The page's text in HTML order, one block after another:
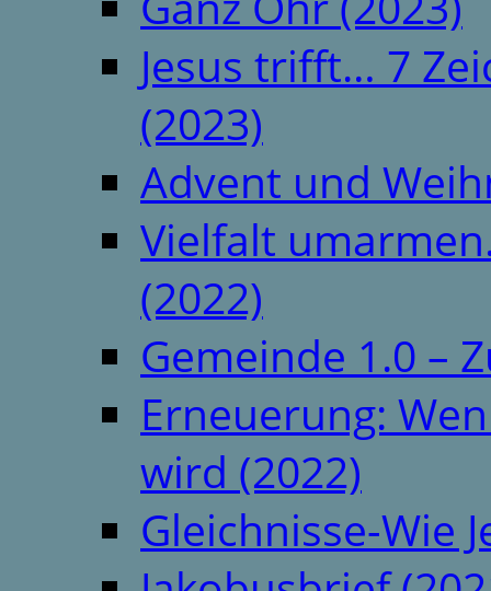
Jesus trifft… 7
(2023)
Advent und
Vielfalt
(2022)
Gemeinde 1.0 –
Erneuerung:
wird (2022)
Gleichnisse-Wie